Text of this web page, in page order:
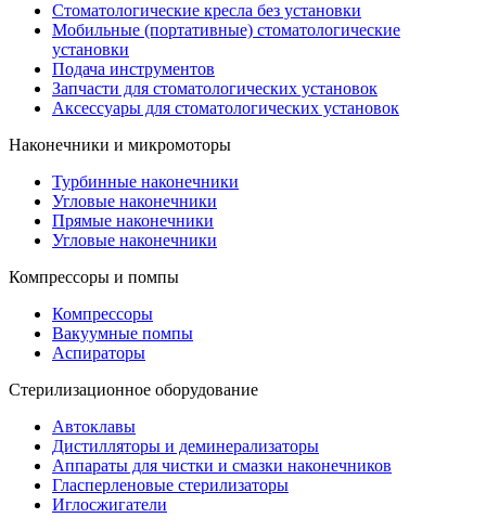
Стоматологические кресла без установки
Мобильные (портативные) стоматологические
установки
Подача инструментов
Запчасти для стоматологических установок
Аксессуары для стоматологических установок
Наконечники и микромоторы
Турбинные наконечники
Угловые наконечники
Прямые наконечники
Угловые наконечники
Компрессоры и помпы
Компрессоры
Вакуумные помпы
Аспираторы
Стерилизационное оборудование
Автоклавы
Дистилляторы и деминерализаторы
Аппараты для чистки и смазки наконечников
Гласперленовые стерилизаторы
Иглосжигатели